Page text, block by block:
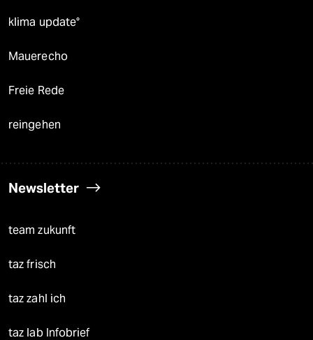
klima update°
Mauerecho
Freie Rede
reingehen
Newsletter
team zukunft
taz frisch
taz zahl ich
taz lab Infobrief